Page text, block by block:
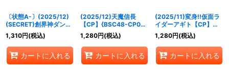
〔状態A-〕(2025/12)
(SECRET)創界神ダン
【CP-SEC】{BSC49-
CP03}《多》
1,310円(税込)
カートに入れる
(2025/12)天魔信長
【CP】{BSC48-CP03}
《多》
1,280円(税込)
カートに入れる
(2025/11)変身!!仮面ラ
イダーアギト【CP】
{CB34-CP01}《赤》
1,280円(税込)
カートに入れる